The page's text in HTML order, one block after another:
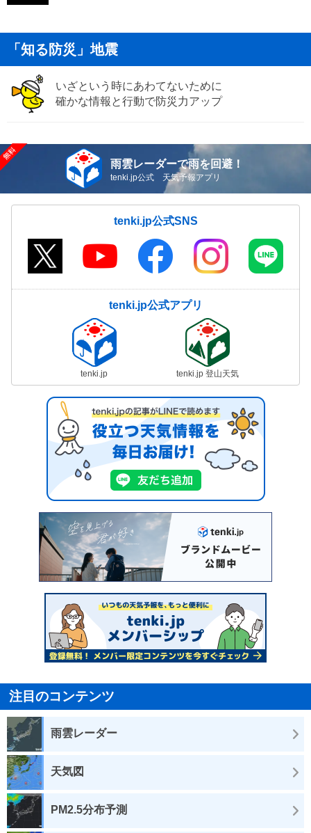
「知る防災」地震
いざという時にあわてないために
確かな情報と行動で防災力アップ
雨雲レーダーで雨を回避！
tenki.jp公式 天気予報アプリ
tenki.jp公式SNS
tenki.jp公式アプリ
tenki.jp tenki.jp 登山天気
注目のコンテンツ
雨雲レーダー
天気図
PM2.5分布予測